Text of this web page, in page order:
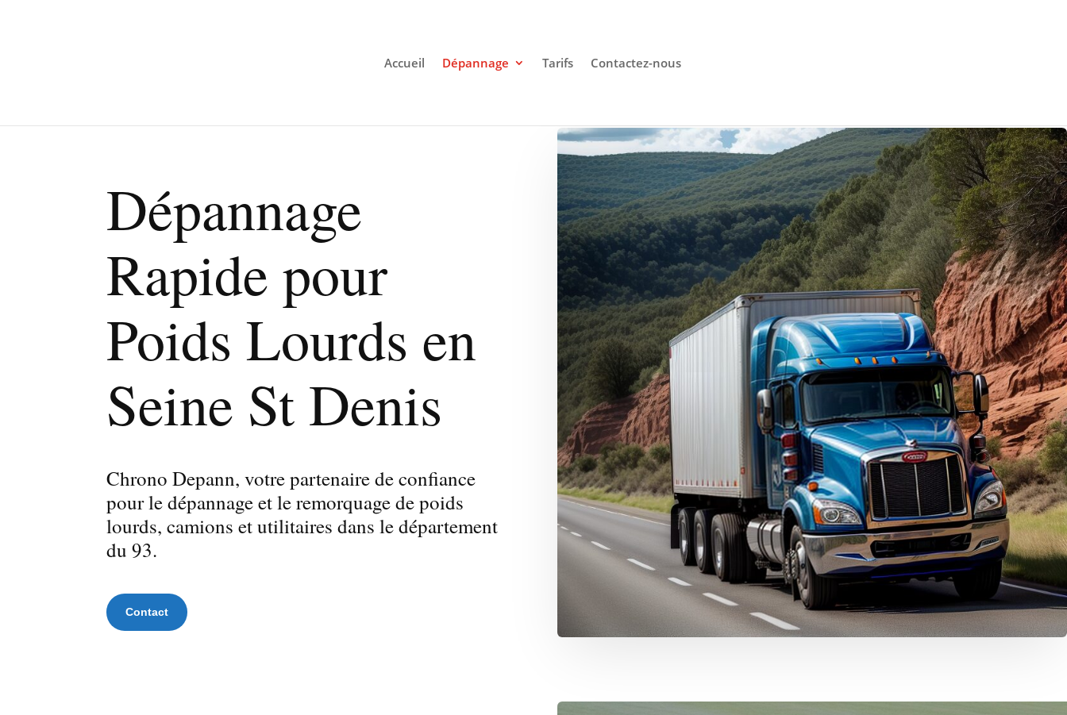
Accueil Dépannage Tarifs Contactez-nous
Dépannage
Rapide pour
Poids Lourds en
Seine St Denis
Chrono Depann, votre partenaire de confiance
pour le dépannage et le remorquage de poids
lourds, camions et utilitaires dans le département
du 93.
Contact